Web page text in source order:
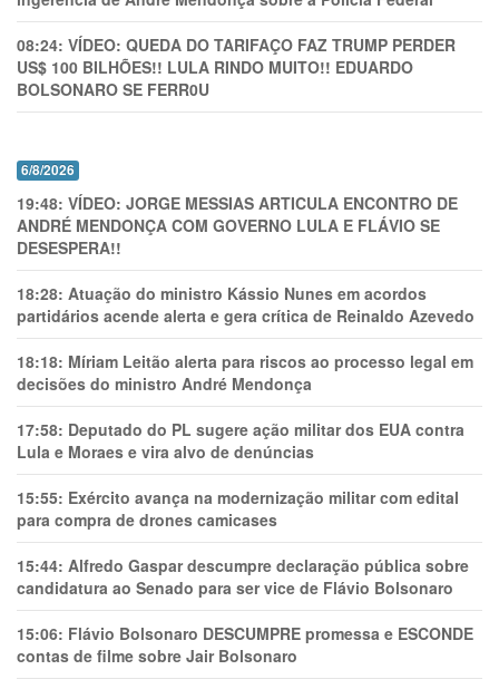
08:24: VÍDEO: QUEDA DO TARIFAÇO FAZ TRUMP PERDER
US$ 100 BILHÕES!! LULA RINDO MUITO!! EDUARDO
BOLSONARO SE FERR0U
6/8/2026
19:48: VÍDEO: JORGE MESSIAS ARTICULA ENCONTRO DE
ANDRÉ MENDONÇA COM GOVERNO LULA E FLÁVIO SE
DESESPERA!!
18:28: Atuação do ministro Kássio Nunes em acordos
partidários acende alerta e gera crítica de Reinaldo Azevedo
18:18: Míriam Leitão alerta para riscos ao processo legal em
decisões do ministro André Mendonça
17:58: Deputado do PL sugere ação militar dos EUA contra
Lula e Moraes e vira alvo de denúncias
15:55: Exército avança na modernização militar com edital
para compra de drones camicases
15:44: Alfredo Gaspar descumpre declaração pública sobre
candidatura ao Senado para ser vice de Flávio Bolsonaro
15:06: Flávio Bolsonaro DESCUMPRE promessa e ESCONDE
contas de filme sobre Jair Bolsonaro